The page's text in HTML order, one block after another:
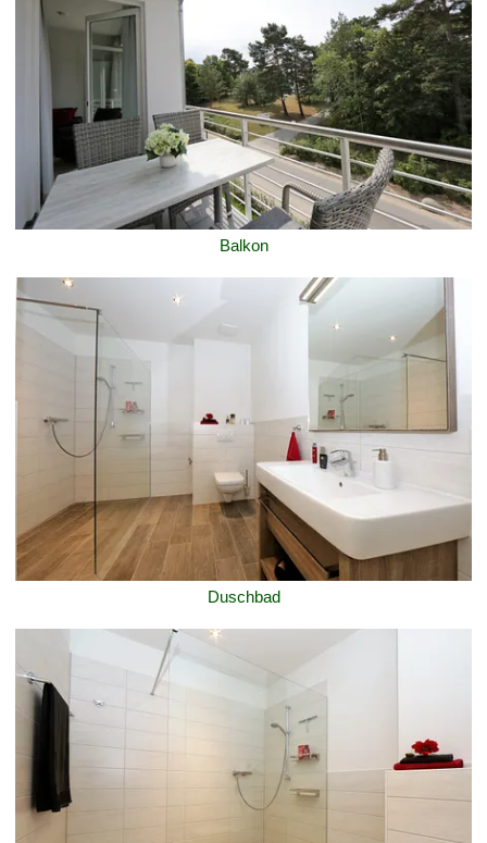
Balkon
Duschbad